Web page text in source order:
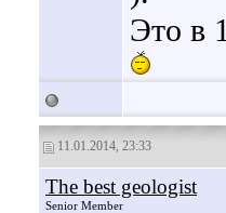
Это в
11.01.2014, 23:33
The best geologist
Senior Member